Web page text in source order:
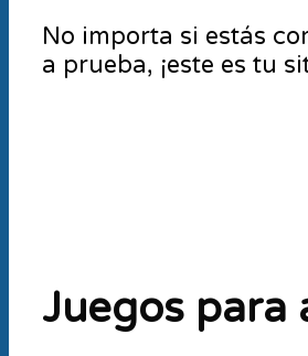
No importa si estás
a prueba, ¡este es tu
Juegos para